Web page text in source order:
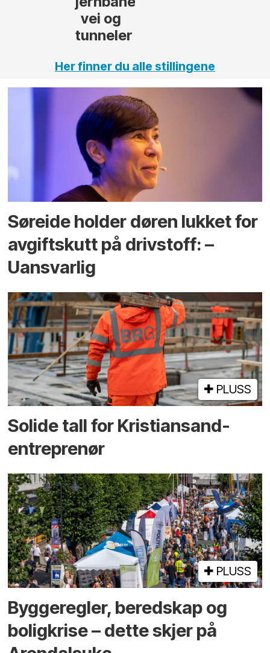
Her finner du alle stillingene
Søreide holder døren lukket for
avgiftskutt på drivstoff: –
Uansvarlig
PLUSS
Solide tall for Kristiansand-
entreprenør
PLUSS
Bygge­regler, beredskap og
bolig­krise – dette skjer på